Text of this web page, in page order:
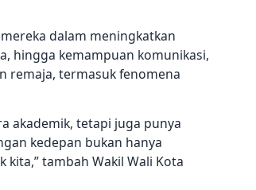
dalam meningkatkan
hingga kemampuan komunikasi,
remaja, termasuk fenomena
akademik, tetapi juga punya
kedepan bukan hanya
tambah Wakil Wali Kota